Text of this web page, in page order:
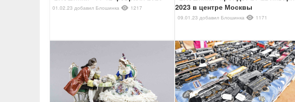
01.02.23 добавил Блошинка 1217
2023 в центре Москвы
09.01.23 добавил Блошинка 1171